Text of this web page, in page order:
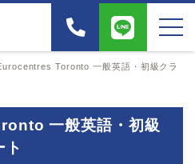
Toronto 一般英語・初級クラ
一般英語・初級
ト